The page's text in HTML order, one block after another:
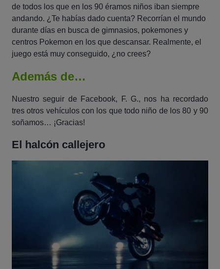
de todos los que en los 90 éramos niños iban siempre
andando. ¿Te habías dado cuenta? Recorrían el mundo
durante días en busca de gimnasios, pokemones y
centros Pokemon en los que descansar. Realmente, el
juego está muy conseguido, ¿no crees?
Además de…
Nuestro seguir de Facebook, F. G., nos ha recordado
tres otros vehículos con los que todo niño de los 80 y 90
soñamos… ¡Gracias!
El halcón callejero